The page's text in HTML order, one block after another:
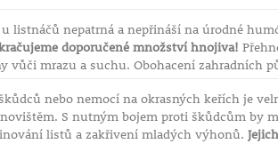
větví
listnáčů nepatrná a nepřináší na úrodné
doporučené množství hnojiva!
vůči mrazu a suchu. Obohacení zahradních
nebo nemocí na okrasných keřích je
S nutným bojem proti škůdcům by
listů a zakřivení mladých výhonů.